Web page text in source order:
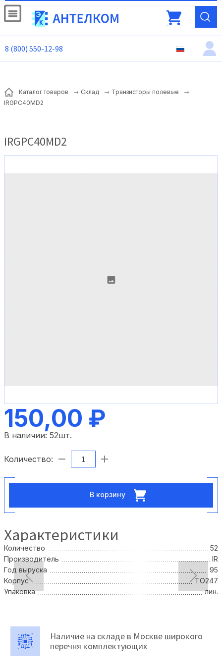
8 (800) 550-12-98
Каталог товаров Склад
Транзисторы полевые
IRGPC40MD2
IRGPC40MD2
150,00 ₽
В наличии: 52шт.
Количество:
В корзину
Характеристики
Количество
52
Производитель
IR
Год выпуска
95
Корпус
TO247
Упаковка
лин.
Наличие на складе в Москве широкого
перечня комплектующих